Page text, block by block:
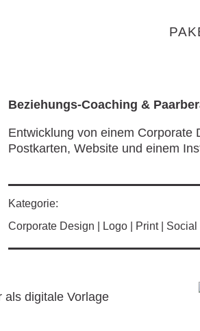
Beziehungs-Coaching &
Entwicklung von einem Corporate
Postkarten, Website und einem
Kategorie:
Corporate Design | Logo | Print |
als digitale Vorlage